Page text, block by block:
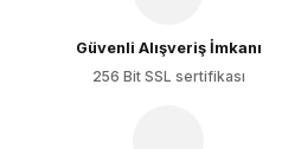
Güvenli Alışveriş İmkanı
256 Bit SSL sertifikası